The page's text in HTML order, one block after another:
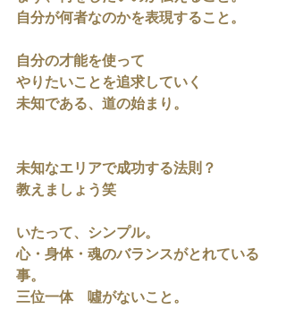
自分が何者なのかを表現すること。
自分の才能を使って
やりたいことを追求していく
未知である、道の始まり。
未知なエリアで成功する法則？
教えましょう笑
いたって、シンプル。
心・身体・魂のバランスがとれている
事。
三位一体　噓がないこと。